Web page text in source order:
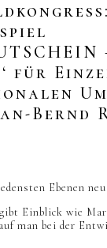
für
Bernd
Ebenen neu
Einblick wie
man bei der